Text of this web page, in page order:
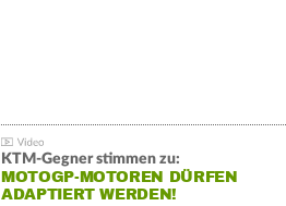
KTM-Gegner stimmen zu:
MOTOGP-MOTOREN DÜRFEN
ADAPTIERT WERDEN!